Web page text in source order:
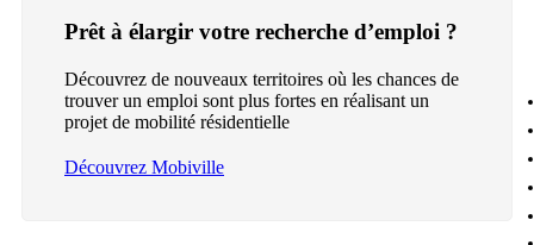
Prêt à élargir votre recherche d’emploi ?
Découvrez de nouveaux territoires où les chances de
trouver un emploi sont plus fortes en réalisant un
projet de mobilité résidentielle
Découvrez Mobiville